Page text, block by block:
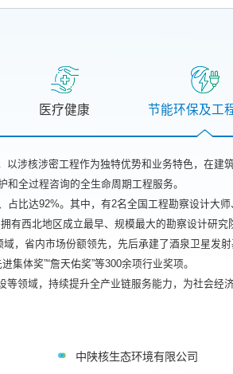
医疗健康 节能环保及工
涉核涉密工程作为独特优势和业务特色，在建
全过程咨询的全生命周期工程服务。
比达92%。其中，有2名全国工程勘察设计大
有西北地区成立最早、规模最大的勘察设计研
，省内市场份额领先，先后承建了酒泉卫星发
体奖”“詹天佑奖”等300余项行业奖项。
领域，持续提升全产业链服务能力，为社会经
中陕核生态环境有限公司